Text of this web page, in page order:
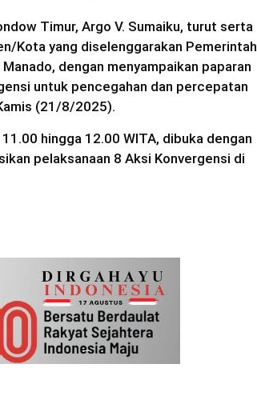
Timur, Argo V. Sumaiku, turut serta
Kota yang diselenggarakan Pemerintah
dengan menyampaikan paparan
untuk pencegahan dan percepatan
(21/8/2025).
hingga 12.00 WITA, dibuka dengan
pelaksanaan 8 Aksi Konvergensi di